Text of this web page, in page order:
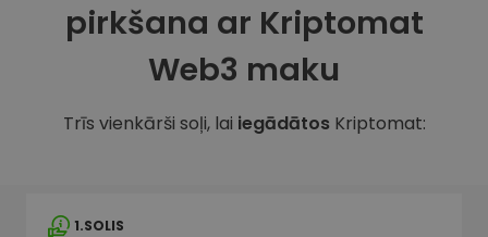
pirkšana ar Kriptomat
Web3 maku
Trīs vienkārši soļi, lai iegādātos Kriptomat:
1.SOLIS